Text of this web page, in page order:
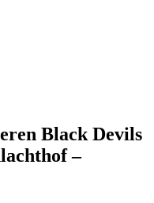
Black Devils
–